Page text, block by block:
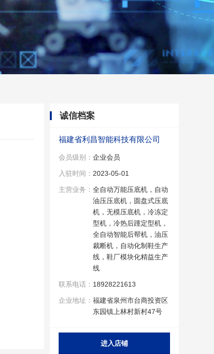
诚信档案
福建省利昌智能科技有限公司
会员级别： 企业会员
入驻时间： 2023-05-01
主营业务： 全自动万能压底机，自动
油压压底机，圆盘式压底
机，无模压底机，冷冻定
型机，冷热后踵定型机，
全自动智能后帮机，油压
裁断机，自动化制鞋生产
线，鞋厂模块化精益生产
线
联系电话： 18928221613
企业地址： 福建省泉州市台商投资区
东园镇上林村新村47号
进入店铺